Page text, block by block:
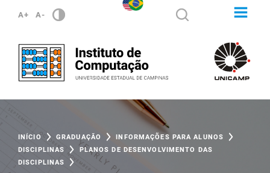
A+ A-
INÍCIO GRADUAÇÃO
INFORMAÇÕES PARA ALUNOS
DISCIPLINAS
PLANOS DE DESENVOLVIMENTO DAS
DISCIPLINAS